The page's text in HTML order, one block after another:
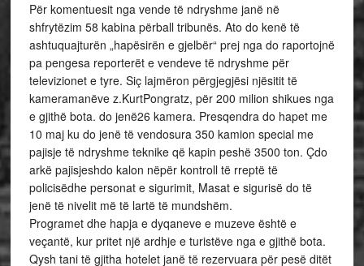
Për komentuesit nga vende të ndryshme janë në
shfrytëzim 58 kabina përball tribunës. Ato do kenë të
ashtuquajturën „hapësirën e gjelbër“ prej nga do raportojnë
pa pengesa reporterët e vendeve të ndryshme për
televizionet e tyre. Siç lajmëron përgjegjësi njësitit të
kameramanëve z.KurtPongratz, për 200 milion shikues nga
e gjithë bota. do jenë26 kamera. Presqendra do hapet me
10 maj ku do jenë të vendosura 350 kamion special me
pajisje të ndryshme teknike që kapin peshë 3500 ton. Çdo
arkë pajisjeshdo kalon nëpër kontroll të rreptë të
policisëdhe personat e sigurimit, Masat e sigurisë do të
jenë të nivelit më të lartë të mundshëm.
Programet dhe hapja e dyqaneve e muzeve është e
veçantë, kur pritet një ardhje e turistëve nga e gjithë bota.
Qysh tani të gjitha hotelet janë të rezervuara për pesë ditët